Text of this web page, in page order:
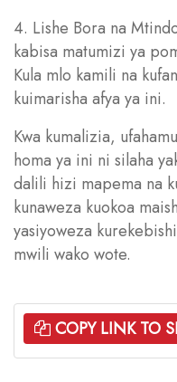
4. Lishe Bora na
kabisa matumizi ya
Kula mlo kamili na
kuimarisha afya ya ini.
Kwa kumalizia,
homa ya ini ni silaha
dalili hizi mapema na
kunaweza kuokoa
yasiyoweza
mwili wako wote.
COPY LINK TO